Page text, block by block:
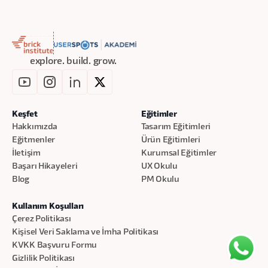
Küçük stüdyoların minimum yatırım ve
eforla yapay zeka yardımıyla nasıl
araştırmalarda oyuncularına dair
explore. build. grow.
Keşfet
Hakkımızda
Eğitmenler
İletişim
Başarı Hikayeleri
Blog
Eğitimler
Tasarım Eğitimleri
Ürün Eğitimleri
Kurumsal Eğitimler
UX Okulu
PM Okulu
Kullanım Koşulları
Çerez Politikası
Kişisel Veri Saklama ve İmha Politikası
KVKK Başvuru Formu
Gizlilik Politikası